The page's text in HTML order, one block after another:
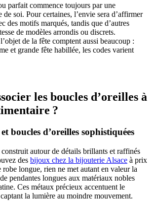
parfait commence toujours par une
de soi. Pour certaines, l’envie sera d’affirmer
des motifs marqués, tandis que d’autres
de modèles arrondis ou discrets.
de la fête comptent aussi beaucoup :
et grande fête habillée, les codes varient
les boucles d’oreilles à
?
boucles d’oreilles sophistiquées
autour de détails brillants et raffinés
des bijoux chez la bijouterie Alsace à prix
longue, rien ne met autant en valeur la
pendantes longues aux matériaux nobles
Ces métaux précieux accentuent le
la lumière au moindre mouvement.